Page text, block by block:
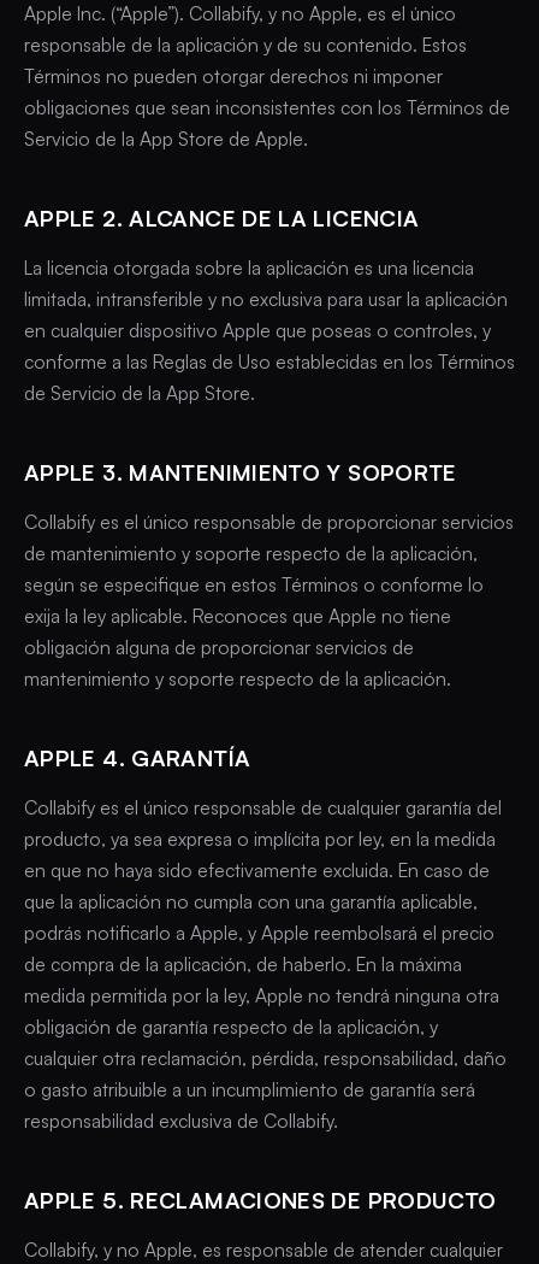
Apple Inc. (“Apple”). Collabify, y no Apple, es el único
responsable de la aplicación y de su contenido. Estos
Términos no pueden otorgar derechos ni imponer
obligaciones que sean inconsistentes con los Términos de
Servicio de la App Store de Apple.
APPLE 2. ALCANCE DE LA LICENCIA
La licencia otorgada sobre la aplicación es una licencia
limitada, intransferible y no exclusiva para usar la aplicación
en cualquier dispositivo Apple que poseas o controles, y
conforme a las Reglas de Uso establecidas en los Términos
de Servicio de la App Store.
APPLE 3. MANTENIMIENTO Y SOPORTE
Collabify es el único responsable de proporcionar servicios
de mantenimiento y soporte respecto de la aplicación,
según se especifique en estos Términos o conforme lo
exija la ley aplicable. Reconoces que Apple no tiene
obligación alguna de proporcionar servicios de
mantenimiento y soporte respecto de la aplicación.
APPLE 4. GARANTÍA
Collabify es el único responsable de cualquier garantía del
producto, ya sea expresa o implícita por ley, en la medida
en que no haya sido efectivamente excluida. En caso de
que la aplicación no cumpla con una garantía aplicable,
podrás notificarlo a Apple, y Apple reembolsará el precio
de compra de la aplicación, de haberlo. En la máxima
medida permitida por la ley, Apple no tendrá ninguna otra
obligación de garantía respecto de la aplicación, y
cualquier otra reclamación, pérdida, responsabilidad, daño
o gasto atribuible a un incumplimiento de garantía será
responsabilidad exclusiva de Collabify.
APPLE 5. RECLAMACIONES DE PRODUCTO
Collabify, y no Apple, es responsable de atender cualquier